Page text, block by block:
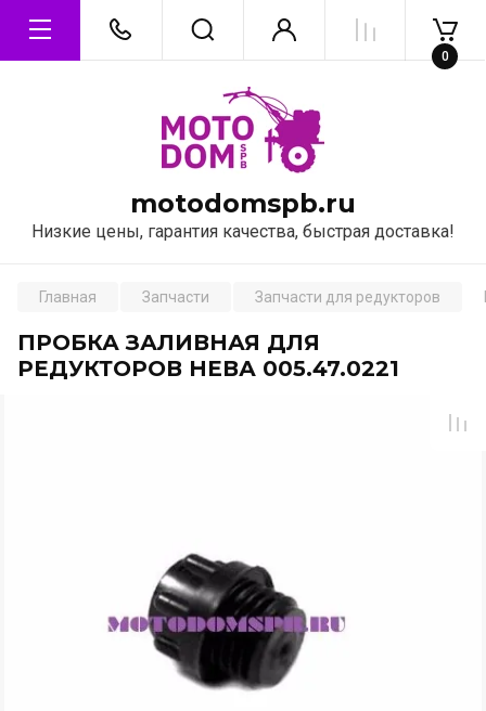
motodomspb.ru
Низкие цены, гарантия качества, быстрая доставка!
0
Главная Запчасти Запчасти для редукторов
ПРОБКА ЗАЛИВНАЯ ДЛЯ
РЕДУКТОРОВ НЕВА 005.47.0221